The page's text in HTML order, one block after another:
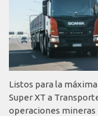
Listos para la
Super XT a
operaciones mineras